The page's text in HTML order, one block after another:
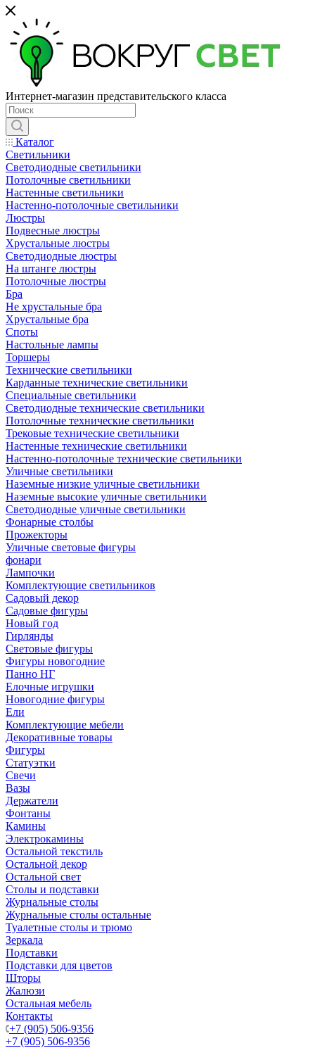
Интернет-магазин представительского класса
Каталог
Светильники
Светодиодные светильники
Потолочные светильники
Настенные светильники
Настенно-потолочные светильники
Люстры
Подвесные люстры
Хрустальные люстры
Светодиодные люстры
На штанге люстры
Потолочные люстры
Бра
Не хрустальные бра
Хрустальные бра
Споты
Настольные лампы
Торшеры
Технические светильники
Карданные технические светильники
Специальные светильники
Светодиодные технические светильники
Потолочные технические светильники
Трековые технические светильники
Настенные технические светильники
Настенно-потолочные технические светильники
Уличные светильники
Наземные низкие уличные светильники
Наземные высокие уличные светильники
Светодиодные уличные светильники
Фонарные столбы
Прожекторы
Уличные световые фигуры
фонари
Лампочки
Комплектующие светильников
Садовый декор
Садовые фигуры
Новый год
Гирлянды
Световые фигуры
Фигуры новогодние
Панно НГ
Елочные игрушки
Новогодние фигуры
Ели
Комплектующие мебели
Декоративные товары
Фигуры
Статуэтки
Свечи
Вазы
Держатели
Фонтаны
Камины
Электрокамины
Остальной текстиль
Остальной декор
Остальной свет
Столы и подставки
Журнальные столы
Журнальные столы остальные
Туалетные столы и трюмо
Зеркала
Подставки
Подставки для цветов
Шторы
Жалюзи
Остальная мебель
Контакты
+7 (905) 506-9356
+7 (905) 506-9356